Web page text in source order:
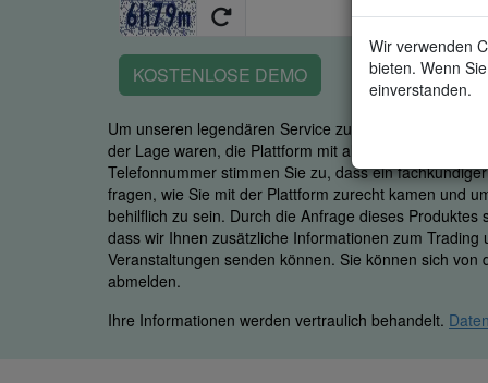
Wir verwenden
bieten. Wenn
einverstanden.
KOSTENLOSE DEMO
Um unseren legendären Service zu garantieren, ist
der Lage waren, die Plattform mit all ihren Stärken zu
Telefonnummer stimmen Sie zu, dass ein
fragen, wie Sie mit der Plattform zurecht kamen und
behilflich zu sein. Durch die Anfrage dieses Produktes
dass wir Ihnen zusätzliche Informationen zum
Veranstaltungen senden können. Sie können sich von
abmelden.
Ihre Informationen werden vertraulich behandelt.